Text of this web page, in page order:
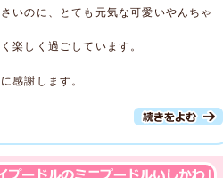
いのに、とても元気な可愛いやんちゃ
楽しく過ごしています。
感謝します。